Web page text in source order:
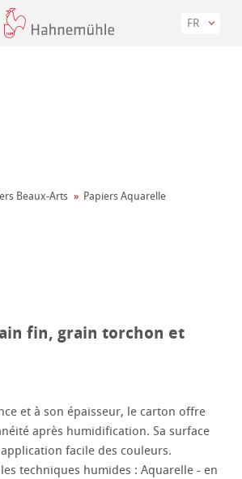
FR
Beaux-Arts
Papiers Aquarelle
fin, grain torchon et
et à son épaisseur, le carton offre
après humidification. Sa surface
facile des couleurs.
techniques humides : Aquarelle - en